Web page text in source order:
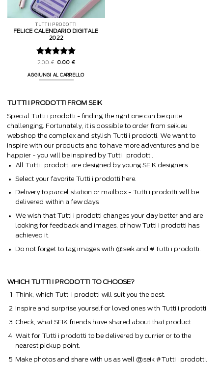
TUTTI I PRODOTTI
FELICE CALENDARIO DIGITALE
2022
Valutato
2.00€ Il
originale
era:
0.00€Il
attuale
AGGIUNGI AL CARRELLO
TUTTI I PRODOTTI FROM SEIK
Special Tutti i prodotti - finding the right one can be quite
challenging. Fortunately, it is possible to order from seik.eu
webshop the complex and stylish Tutti i prodotti. We want to
inspire with our products and to have more adventures and be
happier - you will be inspired by Tutti i prodotti.
All Tutti i prodotti are designed by young SEIK designers
Select your favorite Tutti i prodotti here.
Delivery to parcel station or mailbox - Tutti i prodotti will be
delivered within a few days
We wish that Tutti i prodotti changes your day better and are
looking for feedback and images, of how Tutti i prodotti has
achieved it.
Do not forget to tag images with @seik and #Tutti i prodotti.
WHICH TUTTI I PRODOTTI TO CHOOSE?
Think, which Tutti i prodotti will suit you the best.
Inspire and surprise yourself or loved ones with Tutti i prodotti.
Check, what SEIK friends have shared about that product.
Wait for Tutti i prodotti to be delivered by currier or to the
nearest pickup point.
Make photos and share with us as well @seik #Tutti i prodotti.